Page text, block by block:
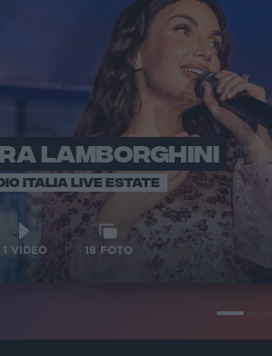
LAMBORGHINI
ITALIA LIVE ESTATE
1 VIDEO 18 FOTO